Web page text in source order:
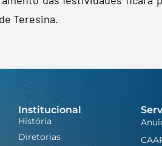
Teresina.
Institucional
História
Diretorias